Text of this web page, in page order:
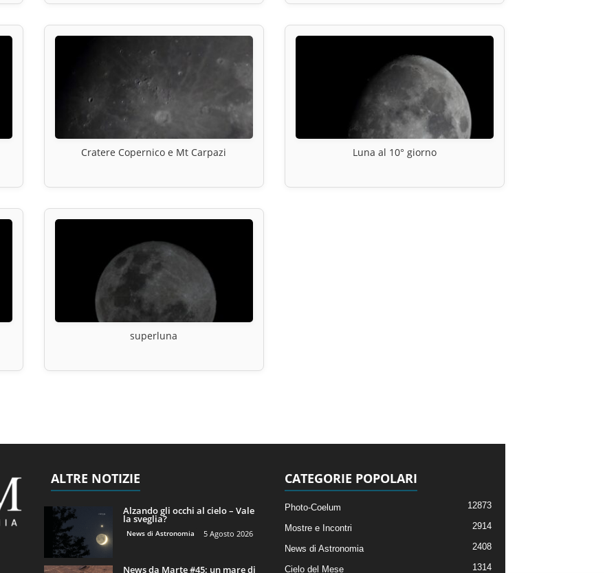
Cratere Copernico e Mt Carpazi Luna al 10° giorno
superluna
ALTRE NOTIZIE
Alzando gli occhi al cielo – Vale
la sveglia?
News di Astronomia 5 Agosto 2026
News da Marte #45: un mare di
CATEGORIE POPOLARI
Photo-Coelum 12873
Mostre e Incontri 2914
News di Astronomia 2408
Cielo del Mese 1314